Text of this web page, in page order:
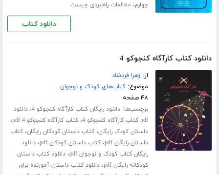
چهارم، مطالعات راهبردی چیست
دانلود کتاب
دانلود کتاب کارآگاه کنجوکو 4
از:زهرا فردشاد
موضوع:کتاب‌های کودک و نوجوان
۴۸ صفحه
برچسب‌ها:دانلود رایگان کتاب کارآگاه کنجوکو 4 ،دانلود
pdf کتاب کارآگاه کنجوکو 4
،کتاب کارآگاه کنجوکو 4 pdf ،
داستان کودک رایگان،کتاب داستان کودکان رایگان،کتاب
داستان رایگان pdf
،کتاب داستان کودکان pdf ،دانلود
رایگان کتاب کودک و نوجوان pdf
،دانلود کتاب داستان
کودکانه رایگان pdf
،دانلود کتاب داستان آموزنده برای